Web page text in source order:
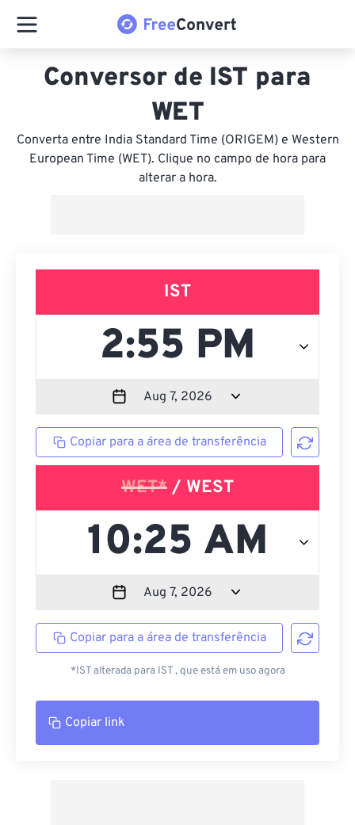
Conversor de IST para
WET
Converta entre India Standard Time (ORIGEM) e Western
European Time (WET). Clique no campo de hora para
alterar a hora.
IST
Copiar para a área de transferência
WET* / WEST
Copiar para a área de transferência
*IST alterada para IST , que está em uso agora
Copiar link